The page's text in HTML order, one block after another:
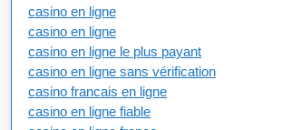
casino en ligne
casino en ligne
casino en ligne le plus payant
casino en ligne sans vérification
casino francais en ligne
casino en ligne fiable